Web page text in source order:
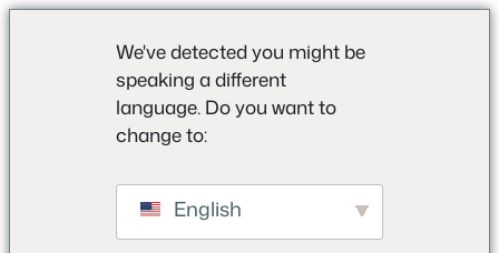
We've detected you might be
speaking a different
language. Do you want to
change to:
English